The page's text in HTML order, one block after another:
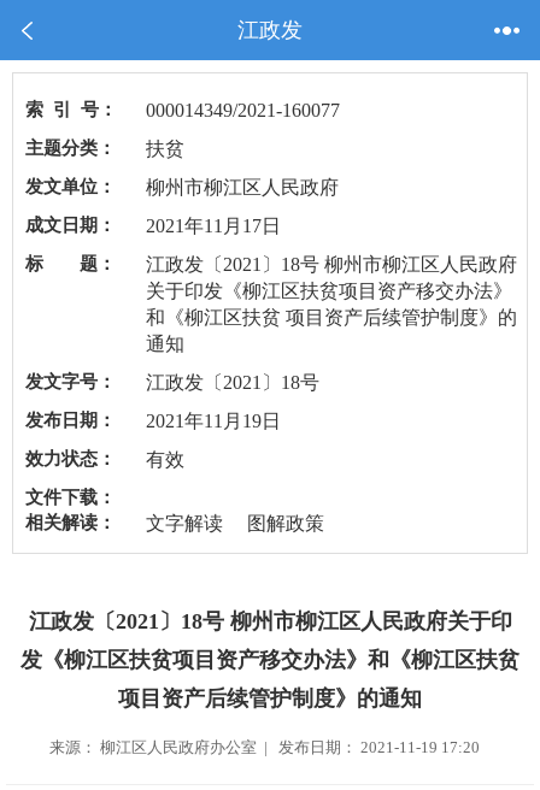
江政发
索 引 号： 000014349/2021-160077
主题分类： 扶贫
发文单位： 柳州市柳江区人民政府
成文日期： 2021年11月17日
标 题：
江政发〔2021〕18号 柳州市柳江区人民政府
关于印发《柳江区扶贫项目资产移交办法》
和《柳江区扶贫 项目资产后续管护制度》的
通知
发文字号： 江政发〔2021〕18号
发布日期： 2021年11月19日
效力状态： 有效
文件下载：
相关解读：
文字解读 图解政策
江政发〔2021〕18号 柳州市柳江区人民政府关于印
发《柳江区扶贫项目资产移交办法》和《柳江区扶贫
项目资产后续管护制度》的通知
来源： 柳江区人民政府办公室 | 发布日期： 2021-11-19 17:20